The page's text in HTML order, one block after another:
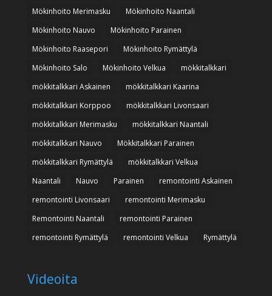
Mökinhoito Merimasku
Mökinhoito Naantali
Mökinhoito Nauvo
Mökinhoito Parainen
Mökinhoito Raasepori
Mökinhoito Rymättylä
Mökinhoito Salo
Mökinhoito Velkua
mökkitalkkari
mökkitalkkari Askainen
mökkitalkkari Kaarina
mökkitalkkari Korppoo
mökkitalkkari Livonsaari
mökkitalkkari Merimasku
mökkitalkkari Naantali
mökkitalkkari Nauvo
Mökkitalkkari Parainen
mökkitalkkari Rymättylä
mökkitalkkari Velkua
Naantali
Nauvo Parainen
remontointi Askainen
remontointi Livonsaari
remontointi Merimasku
Remontointi Naantali
remontointi Parainen
remontointi Rymättylä
remontointi Velkua Rymättylä
Videoita